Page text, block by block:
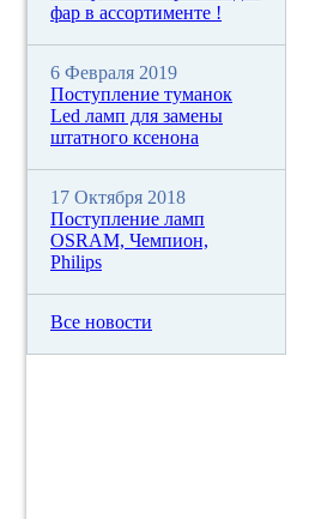
фар в ассортименте !
6 Февраля 2019
Поступление туманок
Led ламп для замены
штатного ксенона
17 Октября 2018
Поступление ламп
OSRAM, Чемпион,
Philips
Все новости